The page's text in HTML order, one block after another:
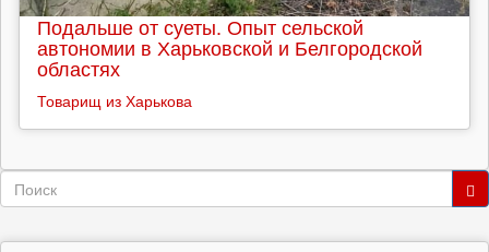
Подальше от суеты. Опыт сельской
автономии в Харьковской и Белгородской
областях
Товарищ из Харькова
Форма